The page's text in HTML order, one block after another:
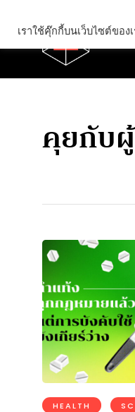
คุยกับ
HEALTH
เราใช้คุ๊กกี้บนเว็บไซต์ขอ